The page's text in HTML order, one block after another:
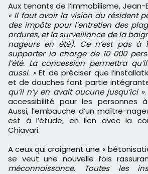
Aux tenants de l’immobilisme,
« Il faut avoir la vision du résident
des impôts pour l’entretien des
ordures, et la surveillance de la
nageurs en été). Ce n’est pas à
supporter la charge de 10 000
l’été. La concession permettra
aussi. »Et de préciser que
et de douches font partie
qu’il n’y en avait aucune jusqu’ici »
accessibilité pour les personnes
Aussi, l’embauche d’un maître-
est à l’étude, en lien avec la
Chiavari.
A ceux qui craignent une «
se veut une nouvelle fois
méconnaissance. Toutes les